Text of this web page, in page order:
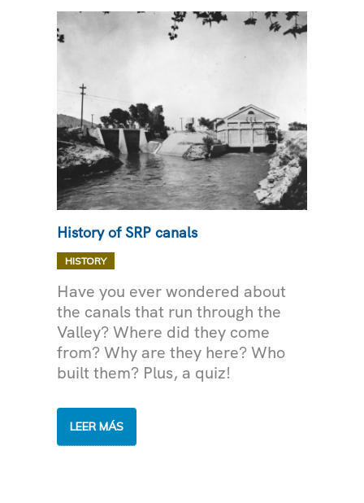
History of SRP canals
HISTORY
Have you ever wondered about
the canals that run through the
Valley? Where did they come
from? Why are they here? Who
built them? Plus, a quiz!
HISTORY
SRP
LEER MÁS